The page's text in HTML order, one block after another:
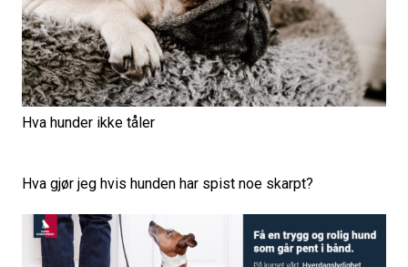
Hva hunder ikke tåler
Hva gjør jeg hvis hunden har spist noe skarpt?